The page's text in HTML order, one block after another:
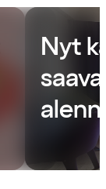
Nyt